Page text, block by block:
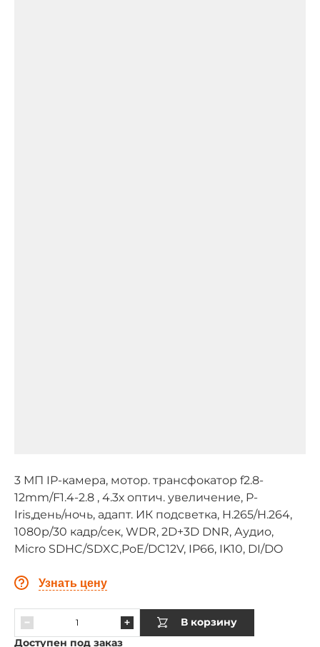
3 МП IP-камера, мотор. трансфокатор f2.8-
12mm/F1.4-2.8 , 4.3х оптич. увеличение, P-
Iris,день/ночь, адапт. ИК подсветка, H.265/H.264,
1080p/30 кадр/сек, WDR, 2D+3D DNR, Аудио,
Micro SDHC/SDXC,PoE/DC12V, IP66, IK10, DI/DO
Узнать цену
В корзину
Доступен под заказ